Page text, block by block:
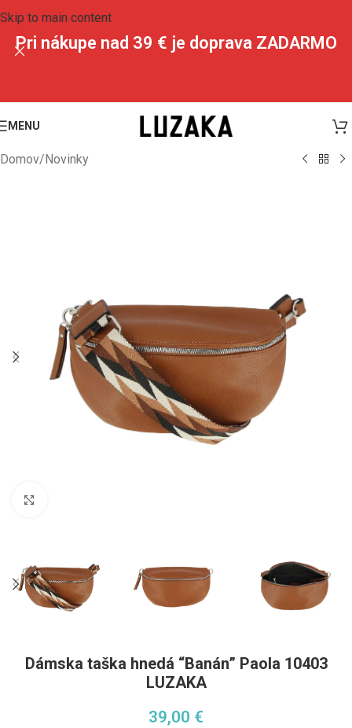
Skip to main content
Pri nákupe nad 39 € je doprava ZADARMO
MENU
Domov/Novinky
Dámska taška hnedá “Banán” Paola 10403
LUZAKA
39,00 €